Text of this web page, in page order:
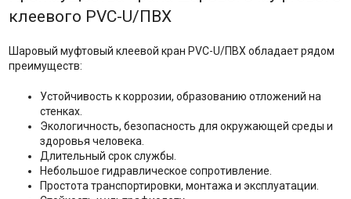
клеевого PVC-U/ПВХ
Шаровый муфтовый клеевой кран PVC-U/ПВХ обладает рядом
преимуществ:
Устойчивость к коррозии, образованию отложений на
стенках.
Экологичность, безопасность для окружающей среды и
здоровья человека.
Длительный срок службы.
Небольшое гидравлическое сопротивление.
Простота транспортировки, монтажа и эксплуатации.